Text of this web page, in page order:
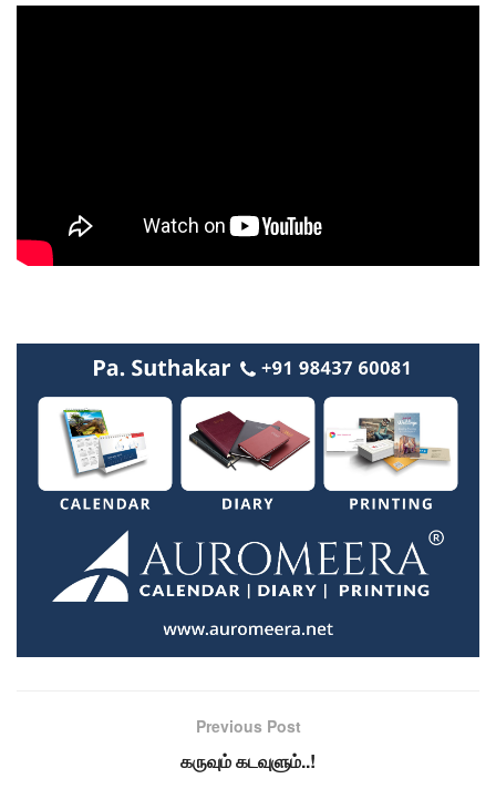
Previous Post
கருவும் கடவுளும்..!